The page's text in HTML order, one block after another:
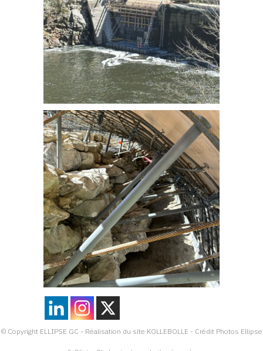
© Copyright ELLIPSE GC - Réalisation du site KOLLEBOLLE - Crédit Photos Ellipse